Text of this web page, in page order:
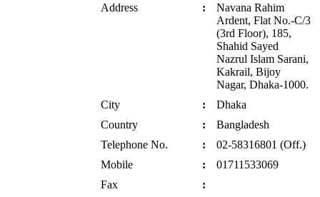
Address
:
Navana Rahim
Ardent, Flat No.-C/3
(3rd Floor), 185,
Shahid Sayed
Nazrul Islam Sarani,
Kakrail, Bijoy
Nagar, Dhaka-1000.
City
:
Dhaka
Country
:
Bangladesh
Telephone No.
:
02-58316801 (Off.)
Mobile
:
01711533069
Fax
: